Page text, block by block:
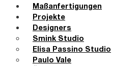
Maßanfertigungen
Projekte
Designers
Smink Studio
Elisa Passino Studio
Paulo Vale